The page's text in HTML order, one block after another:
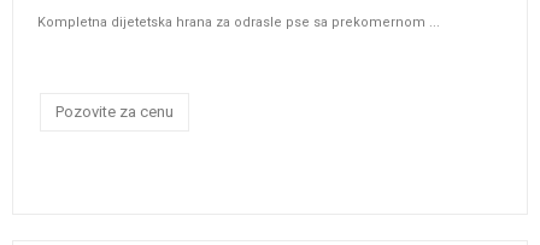
Kompletna dijetetska hrana za odrasle pse sa prekomernom ...
Pozovite za cenu